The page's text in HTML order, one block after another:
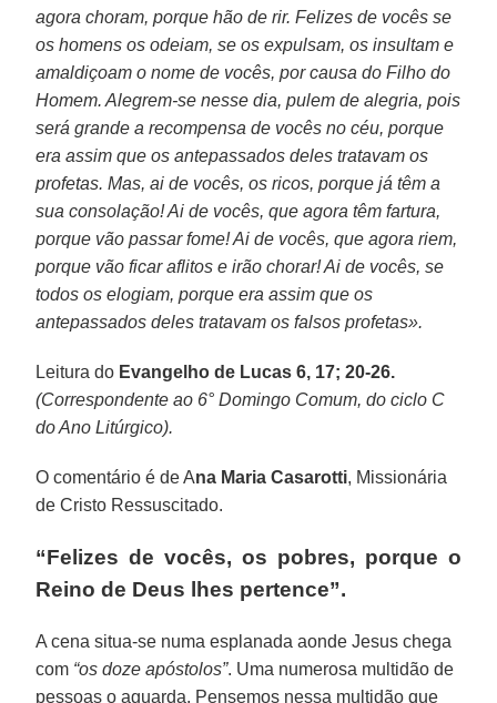
agora choram, porque hão de rir. Felizes de vocês se
os homens os odeiam, se os expulsam, os insultam e
amaldiçoam o nome de vocês, por causa do Filho do
Homem. Alegrem-se nesse dia, pulem de alegria, pois
será grande a recompensa de vocês no céu, porque
era assim que os antepassados deles tratavam os
profetas. Mas, ai de vocês, os ricos, porque já têm a
sua consolação! Ai de vocês, que agora têm fartura,
porque vão passar fome! Ai de vocês, que agora riem,
porque vão ficar aflitos e irão chorar! Ai de vocês, se
todos os elogiam, porque era assim que os
antepassados deles tratavam os falsos profetas».
Leitura do Evangelho de Lucas 6, 17; 20-26.
(Correspondente ao 6° Domingo Comum, do ciclo C
do Ano Litúrgico).
O comentário é de Ana Maria Casarotti, Missionária
de Cristo Ressuscitado.
“Felizes de vocês, os pobres, porque o
Reino de Deus lhes pertence”.
A cena situa-se numa esplanada aonde Jesus chega
com “os doze apóstolos”. Uma numerosa multidão de
pessoas o aguarda. Pensemos nessa multidão que